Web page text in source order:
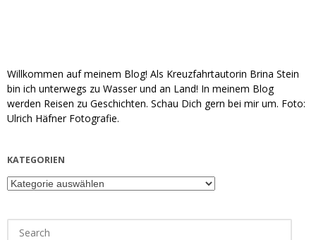
Willkommen auf meinem Blog! Als Kreuzfahrtautorin Brina Stein
bin ich unterwegs zu Wasser und an Land! In meinem Blog
werden Reisen zu Geschichten. Schau Dich gern bei mir um. Foto:
Ulrich Häfner Fotografie.
KATEGORIEN
Kategorien